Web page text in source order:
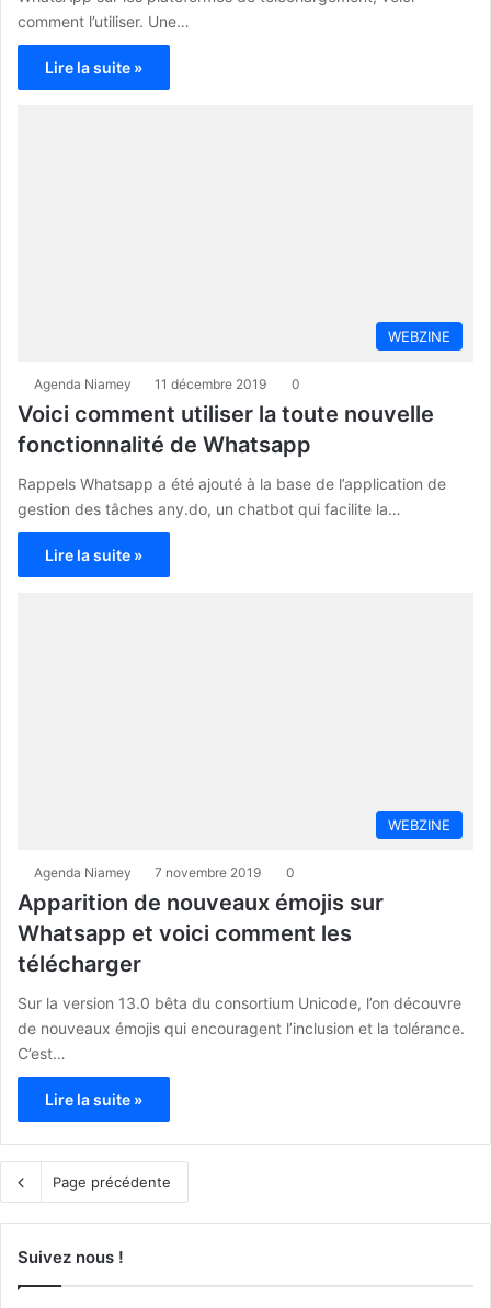
comment l’utiliser. Une…
Lire la suite »
WEBZINE
Agenda Niamey 11 décembre 2019 0
Voici comment utiliser la toute nouvelle
fonctionnalité de Whatsapp
Rappels Whatsapp a été ajouté à la base de l’application de
gestion des tâches any.do, un chatbot qui facilite la…
Lire la suite »
WEBZINE
Agenda Niamey 7 novembre 2019 0
Apparition de nouveaux émojis sur
Whatsapp et voici comment les
télécharger
Sur la version 13.0 bêta du consortium Unicode, l’on découvre
de nouveaux émojis qui encouragent l’inclusion et la tolérance.
C’est…
Lire la suite »
Page précédente
Suivez nous !